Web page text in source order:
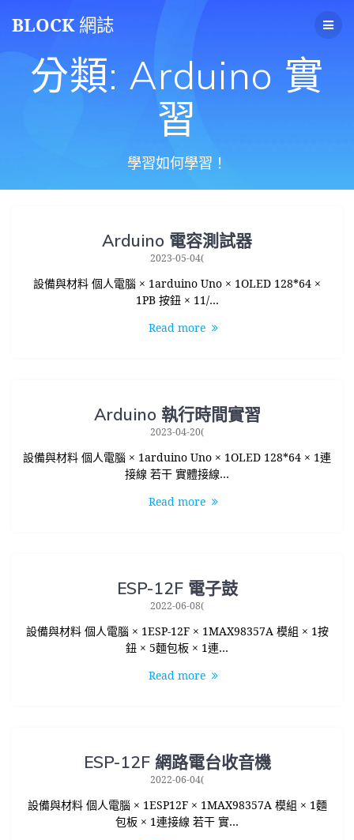
BLOCK網誌
分類: Arduino 實
習
學習如何學習！
Arduino 電容測試器
2023-05-04(
設備與材料 個人電腦 × 1arduino Uno × 1OLED 128*64 ×
1PB 按鈕 × 11/…
Read more
Arduino 執行時間實習
2023-04-20(
設備與材料 個人電腦 × 1arduino Uno × 1OLED 128*64 × 1連
接線 若干 實體接線…
Read more
ESP-12F 電子鼓
2022-06-08(
設備與材料 個人電腦 × 1ESP-12F × 1MAX98357A 模組 × 1按
鈕 × 5麵包板 × 1連…
Read more
ESP-12F 網路電台收音機
2022-06-04(
設備與材料 個人電腦 × 1ESP12F × 1MAX98357A 模組 × 1麵
包板 × 1連接線 若干 實…